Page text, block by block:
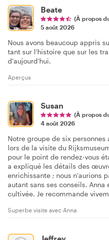
Beate
(À propos
5 août 2026
Nous avons beaucoup appris
tant sur l'histoire que sur les
d'aujourd'hui.
Aperçus
Susan
(À propos
4 août 2026
Notre groupe de six
lors de la visite du
pour le point de rendez-vous
a expliqué les détails des
enrichissante ; nous n'aurions
autant sans ses conseils.
cultivée. Je recommande
Superbe visite avec Anna
Jeffrey